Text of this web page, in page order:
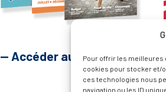
Pour offrir les
cookies pour stocker et/
ces technologies nous
navigation ou les ID
— Accéder au kiosque